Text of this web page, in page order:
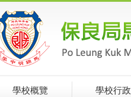
學校概覽 學校行政